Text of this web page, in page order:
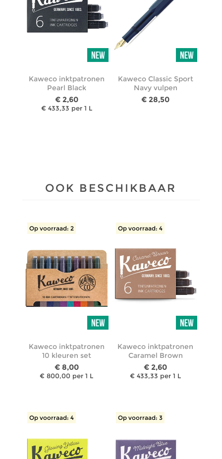
Kaweco inktpatronen
Pearl Black
€ 2,60
€ 433,33 per 1 L
Kaweco Classic Sport
Navy vulpen
€ 28,50
OOK BESCHIKBAAR
Op voorraad: 2
Kaweco inktpatronen
10 kleuren set
€ 8,00
€ 800,00 per 1 L
Op voorraad: 4
Kaweco inktpatronen
Caramel Brown
€ 2,60
€ 433,33 per 1 L
Op voorraad: 4 Op voorraad: 3